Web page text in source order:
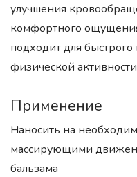
улучшения
комфортного
подходит для быстрого
физической
Применение
Наносить на
массирующими
бальзама